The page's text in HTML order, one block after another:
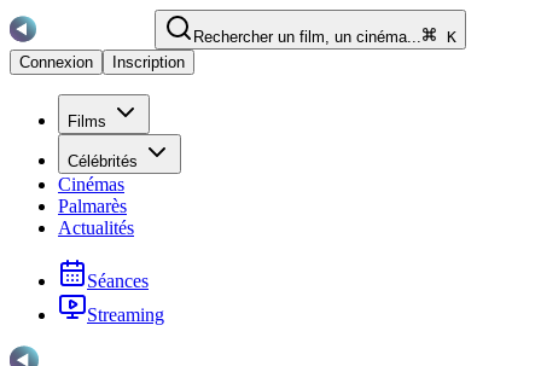
Rechercher un film, un cinéma...
K
Connexion
Inscription
Films
Célébrités
Cinémas
Palmarès
Actualités
Séances
Streaming